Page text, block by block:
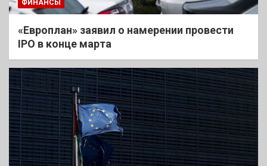
ФИНАНСЫ
«Европлан» заявил о намерении провести
IPO в конце марта